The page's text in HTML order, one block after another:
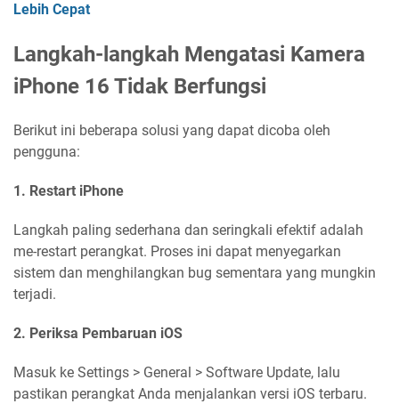
Lebih Cepat
Langkah-langkah Mengatasi Kamera
iPhone 16 Tidak Berfungsi
Berikut ini beberapa solusi yang dapat dicoba oleh
pengguna:
1. Restart iPhone
Langkah paling sederhana dan seringkali efektif adalah
me-restart perangkat. Proses ini dapat menyegarkan
sistem dan menghilangkan bug sementara yang mungkin
terjadi.
2. Periksa Pembaruan iOS
Masuk ke Settings > General > Software Update, lalu
pastikan perangkat Anda menjalankan versi iOS terbaru.